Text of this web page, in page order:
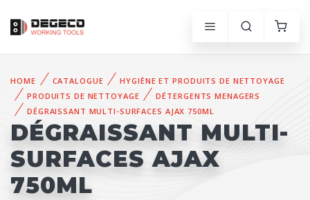
HOME CATALOGUE
HYGIÈNE ET PRODUITS DE NETTOYAGE
PRODUITS DE NETTOYAGE
DÉTERGENTS MENAGERS
DÉGRAISSANT MULTI-SURFACES AJAX 750ML
DÉGRAISSANT MULTI-
SURFACES AJAX
750ML